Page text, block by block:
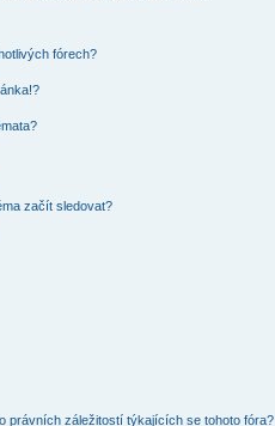
fórech?
začít sledovat?
právních záležitostí týkajících se tohoto fóra?